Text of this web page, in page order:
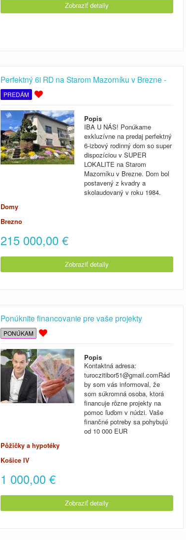
Zobraziť detaily
Perfektný 6i RD na Starom Mazorníku v Brezne -
PREDÁM
Popis
IBA U NÁS! Ponúkame
exkluzívne na predaj perfektný
6-izbový rodinný dom so super
dispozíciou v SUPER
LOKALITE na Starom
Mazorníku v Brezne. Dom bol
postavený z kvadry a
skolaudovaný v roku 1984.
Domy
Brezno
215 000,00 €
Zobraziť detaily
Ponúknite financovanie pre vaše projekty
PONÚKAM
Popis
Kontaktná adresa:
turoczitibor51@gmail.comRád
by som vás informoval, že
som súkromná osoba, ktorá
financuje rôzne projekty na
pomoc ľuďom v núdzi. Vaše
finančné potreby sa pohybujú
od 10 000 EUR
Pôžičky a hypotéky
Košice IV
1 000,00 €
Zobraziť detaily